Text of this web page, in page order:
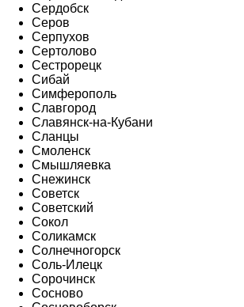
Сердобск
Серов
Серпухов
Сертолово
Сестрорецк
Сибай
Симферополь
Славгород
Славянск-на-Кубани
Сланцы
Смоленск
Смышляевка
Снежинск
Советск
Советский
Сокол
Соликамск
Солнечногорск
Соль-Илецк
Сорочинск
Сосново